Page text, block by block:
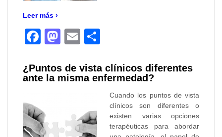
Leer más ›
Facebook
Mastodon
Email
¿Puntos de vista clínicos diferentes
ante la misma enfermedad?
Cuando los puntos de vista
clínicos son diferentes o
existen varias opciones
terapéuticas para abordar